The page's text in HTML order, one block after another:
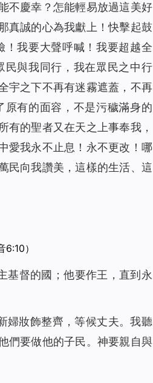
不慶幸？怎能輕易放過這美好
真誠的心為我獻上！快擊起鼓
我要大聲呼喊！我要超越全
民與我同行，我在眾民之中行
宇之下不再有迷霧遮蓋，不再
有的面容，不是污穢滿身的
有的聖者又在天之上事奉我，
愛我永不止息！永不更改！哪
民向我讚美，這樣的生活、這
6:10）
基督的國；他要作王，直到永
婦妝飾整齊，等候丈夫。我聽
們要做他的子民。神要親自與